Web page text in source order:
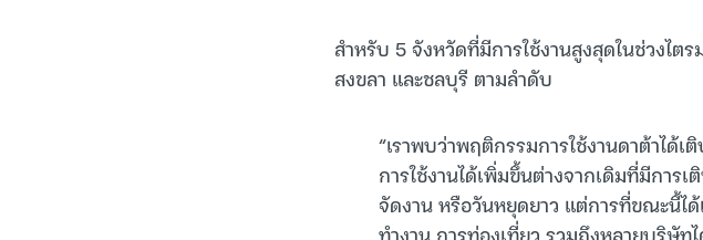
สำหรับ 5 จังหวัดที่มีการใช้งานสูงสุดในช่วงไ
สงขลา และชลบุรี ตามลำดับ
“เราพบว่าพฤติกรรมการใช้งานดาต้าได้
การใช้งานได้เพิ่มขึ้นต่างจากเดิมที่มีกา
จัดงาน หรือวันหยุดยาว แต่การที่ขณะนี้ไ